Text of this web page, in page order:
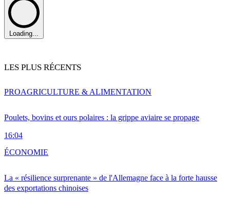
Loading...
LES PLUS RÉCENTS
Poulets, bovins et ours polaires : la grippe aviaire se propage
16:04
PROAGRICULTURE & ALIMENTATION
La « résilience surprenante » de l'Allemagne face à la forte hausse
des exportations chinoises
ÉCONOMIE